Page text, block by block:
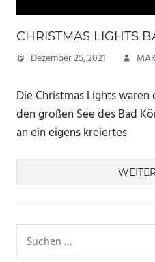
CHRISTMAS LIGHTS
Dezember 25, 2021
Die Christmas Lights
den großen See des Bad
an ein eigens kreiertes
nach: